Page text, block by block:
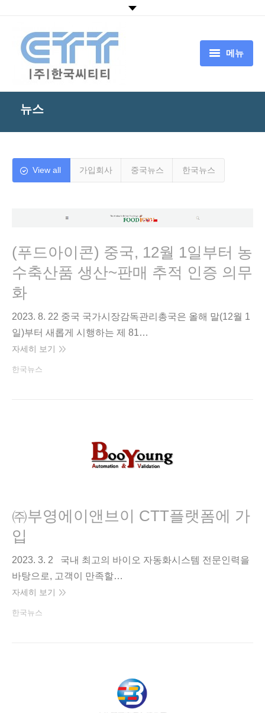
메뉴
CTT기술
고객센터
中国追溯认证平台
뉴스
View all 가입회사 중국뉴스 한국뉴스
(푸드아이콘) 중국, 12월 1일부터 농
수축산품 생산~판매 추적 인증 의무
화
2023. 8. 22 중국 국가시장감독관리총국은 올해 말(12월 1
일)부터 새롭게 시행하는 제 81…
자세히 보기
한국뉴스
㈜부영에이앤브이 CTT플랫폼에 가
입
2023. 3. 2 국내 최고의 바이오 자동화시스템 전문인력을
바탕으로, 고객이 만족할…
자세히 보기
한국뉴스